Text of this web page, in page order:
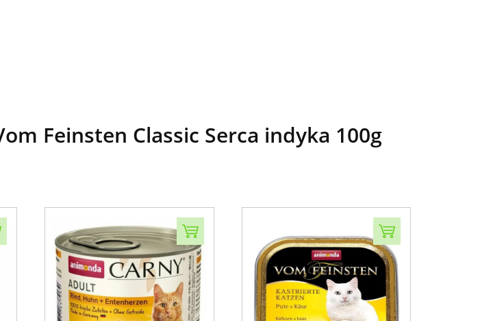
Feinsten Classic Serca indyka 100g